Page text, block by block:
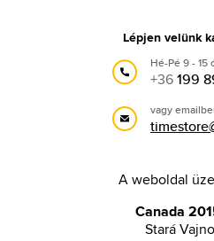
Lépjen velünk
Hé-Pé 9 - 15
+36199
vagy
A weboldal
Canada
Stará